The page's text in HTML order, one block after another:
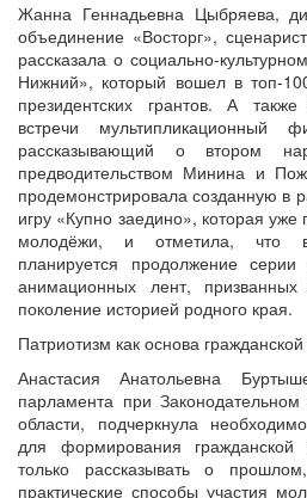
Жанна Геннадьевна Цыбряева,
объединение «Восторг»,
рассказала о социально-
Нижний», который вошел в топ-
президентских грантов. А также
встречи мультипликационный
рассказывающий о втором
предводительством Минина и
продемонстрировала созданную в
игру «Купно заедино», которая
молодёжи, и отметила, что
планируется продолжение
анимационных лент, призванных
поколение историей родного края.
Патриотизм как основа
Анастасия Анатольевна
парламента при
области, подчеркнула
для формирования
только рассказывать о
практические способы участия